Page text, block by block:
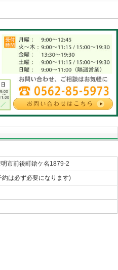
けをしているので直ぐに分
で歩いてもらうパターンに
名残惜しく思えるほどの毛
なくなりましたけど、もし
せん。昔から『無くて七癖
、身辺チェックする時間に